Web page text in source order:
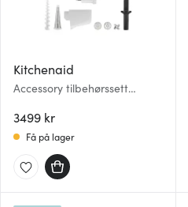
Kitchenaid
Accessory tilbehørssett
5Ksmfvsp) hvit
3499 kr
Få på lager